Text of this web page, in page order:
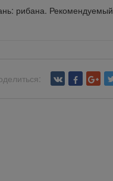
рибана. Рекомендуемый